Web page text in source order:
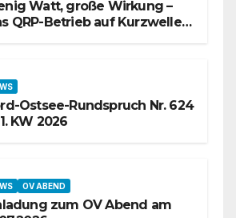
Watt, große Wirkung –
QRP-Betrieb auf Kurzwelle
Ostsee-Rundspruch Nr. 624
KW 2026
OV ABEND
zum OV Abend am